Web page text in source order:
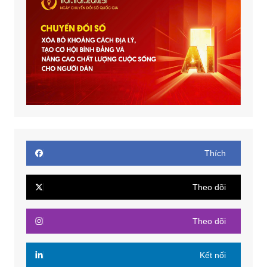
Thích
Theo dõi
Theo dõi
Kết nối